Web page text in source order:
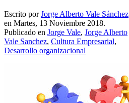
Escrito porJorge Alberto Vale Sánchez
en Martes, 13 Noviembre 2018.
Publicado en Jorge Vale, Jorge Alberto
Vale Sanchez, Cultura Empresarial,
Desarrollo organizacional